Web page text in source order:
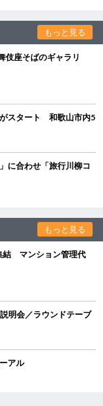
もっと見る
伎座そばのギャラリ
スタート 和歌山市内5
に合わせ「旅行川柳コ
もっと見る
結 マンション管理代
明会／ラウンドテーブ
アル